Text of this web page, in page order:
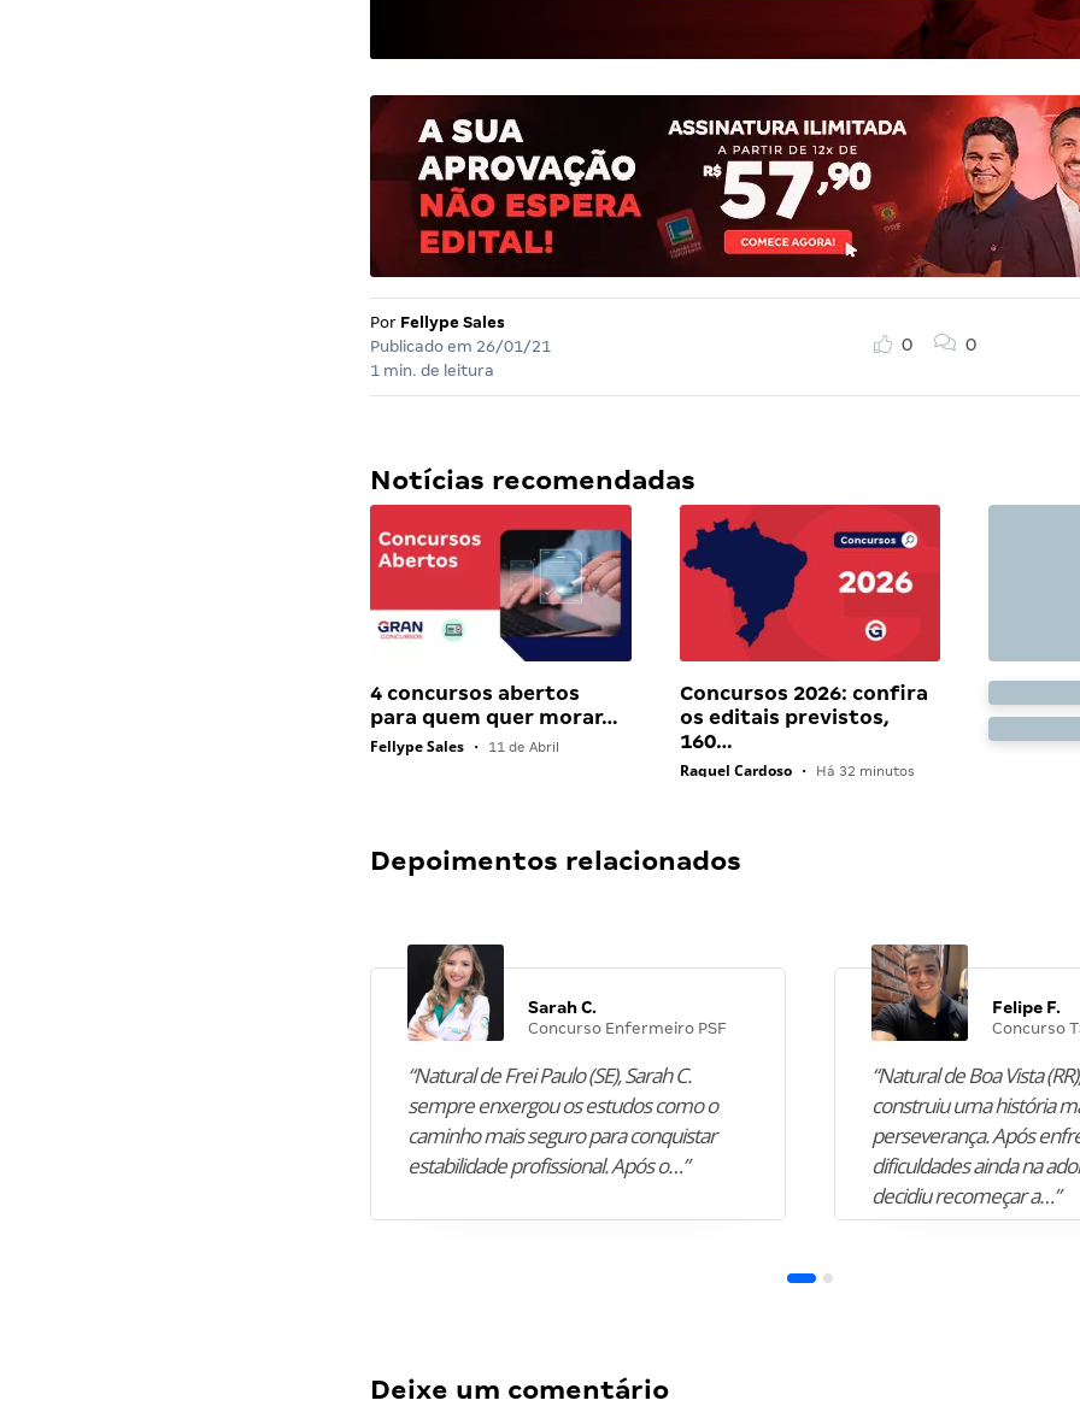
Por Fellype Sales
Publicado em 26/01/21
1 min. de leitura
0 0
Notícias recomendadas
4 concursos abertos
para quem quer morar…
Fellype Sales • 11 de Abril
Concursos 2026: confira
os editais previstos,
160…
Raquel Cardoso • Há 32 minutos
Depoimentos relacionados
Sarah C.
Concurso Enfermeiro PSF
“Natural de Frei Paulo (SE), Sarah C.
sempre enxergou os estudos como o
caminho mais seguro para conquistar
estabilidade profissional. Após o…”
Felipe F.
Concurso
“Natural de Boa Vista
construiu uma história
perseverança. Após
dificuldades ainda na
decidiu recomeçar a…”
Deixe um comentário